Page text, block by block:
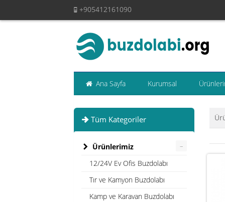
+905412161090
Ana Sayfa Kurumsal
Tüm Kategoriler
Ürünlerimiz –
12/24V Ev Ofis Buzdolabı
Tır ve Kamyon Buzdolabı
Kamp ve Karavan Buzdolabı